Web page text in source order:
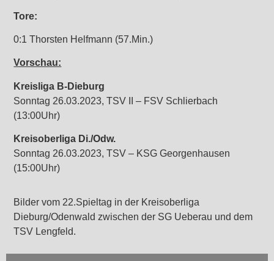
Tore:
0:1 Thorsten Helfmann (57.Min.)
Vorschau:
Kreisliga B-Dieburg
Sonntag 26.03.2023, TSV II – FSV Schlierbach
(13:00Uhr)
Kreisoberliga Di./Odw.
Sonntag 26.03.2023, TSV – KSG Georgenhausen
(15:00Uhr)
Bilder vom 22.Spieltag in der Kreisoberliga
Dieburg/Odenwald zwischen der SG Ueberau und dem
TSV Lengfeld.